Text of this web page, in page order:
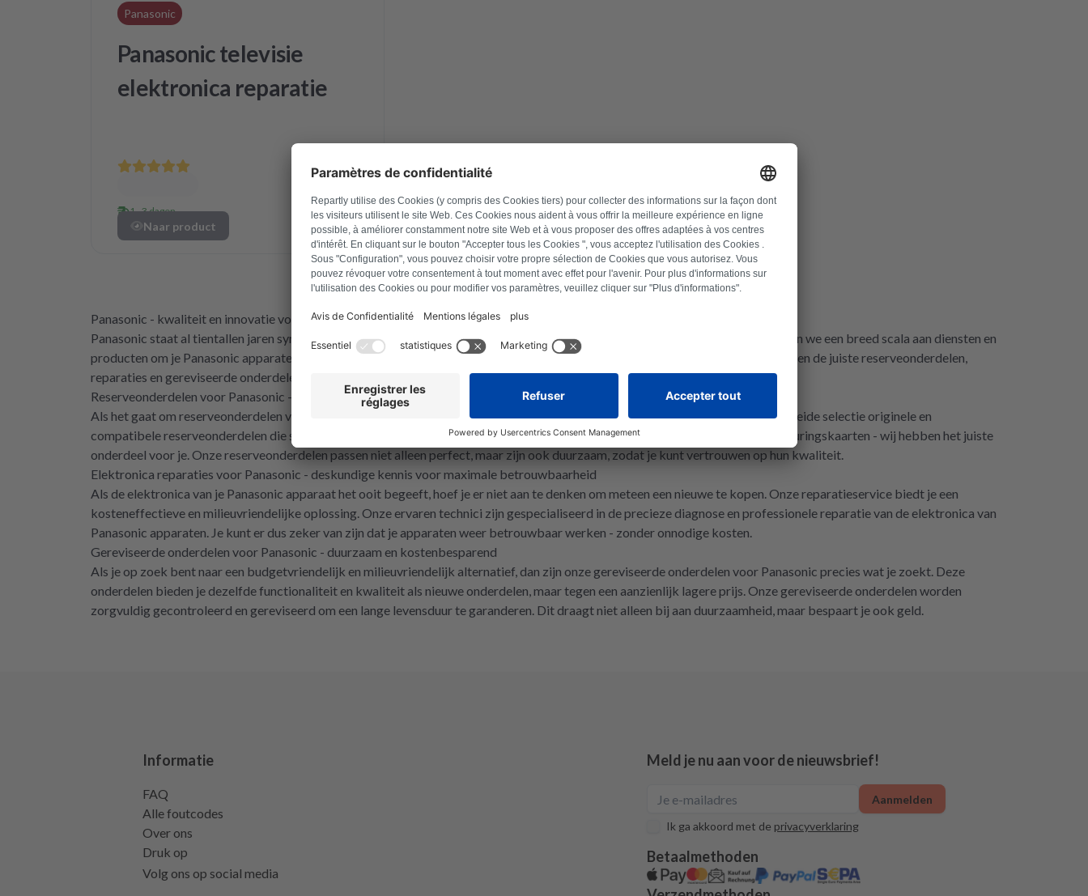
Panasonic
Panasonic televisie
elektronica reparatie
1 - 3 dagen
Naar product
1
More pages
Panasonic - kwaliteit en innovatie voor je televisie
Panasonic staat al tientallen jaren synoniem voor kwaliteit, innovatie en betrouwbaarheid in de televisiesector. Bij Repartly bieden we een breed scala aan diensten en
producten om je Panasonic apparaten in topvorm te houden. Of je nu een LED TV of een ander Panasonic apparaat hebt, wij hebben de juiste reserveonderdelen,
reparaties en gereviseerde onderdelen om ervoor te zorgen dat je apparaten probleemloos werken.
Reserveonderdelen voor Panasonic - Precies passend en duurzaam
Als het gaat om reserveonderdelen voor je Panasonic apparaten, ben je bij Repartly aan het juiste adres. Wij bieden je een uitgebreide selectie originele en
compatibele reserveonderdelen die speciaal zijn ontwikkeld voor Panasonic. Of het nu gaat om mechanische onderdelen of besturingskaarten - wij hebben het juiste
onderdeel voor je. Onze reserveonderdelen passen niet alleen perfect, maar zijn ook duurzaam, zodat je kunt vertrouwen op hun kwaliteit.
Elektronica reparaties voor Panasonic - deskundige kennis voor maximale betrouwbaarheid
Als de elektronica van je Panasonic apparaat het ooit begeeft, hoef je er niet aan te denken om meteen een nieuwe te kopen. Onze reparatieservice biedt je een
kosteneffectieve en milieuvriendelijke oplossing. Onze ervaren technici zijn gespecialiseerd in de precieze diagnose en professionele reparatie van de elektronica van
Panasonic apparaten. Je kunt er dus zeker van zijn dat je apparaten weer betrouwbaar werken - zonder onnodige kosten.
Gereviseerde onderdelen voor Panasonic - duurzaam en kostenbesparend
Als je op zoek bent naar een budgetvriendelijk en milieuvriendelijk alternatief, dan zijn onze gereviseerde onderdelen voor Panasonic precies wat je zoekt. Deze
onderdelen bieden je dezelfde functionaliteit en kwaliteit als nieuwe onderdelen, maar tegen een aanzienlijk lagere prijs. Onze gereviseerde onderdelen worden
zorgvuldig gecontroleerd en gereviseerd om een lange levensduur te garanderen. Dit draagt niet alleen bij aan duurzaamheid, maar bespaart je ook geld.
Informatie
FAQ
Alle foutcodes
Over ons
Druk op
Volg ons op social media
Meld je nu aan voor de nieuwsbrief!
Ik ga akkoord met de privacyverklaring
Aanmelden
Betaalmethoden